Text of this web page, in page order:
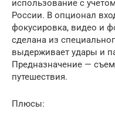
использование с
России. В опционал
фокусировка, видео и
сделана из
выдерживает удары и
Предназначение —
путешествия.
Плюсы: